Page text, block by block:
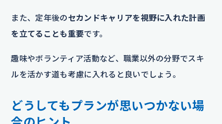
また、定年後のセカンドキャリアを視野に入れた計画
を立てることも重要です。
趣味やボランティア活動など、職業以外の分野でスキ
ルを活かす道も考慮に入れると良いでしょう。
どうしてもプランが思いつかない場